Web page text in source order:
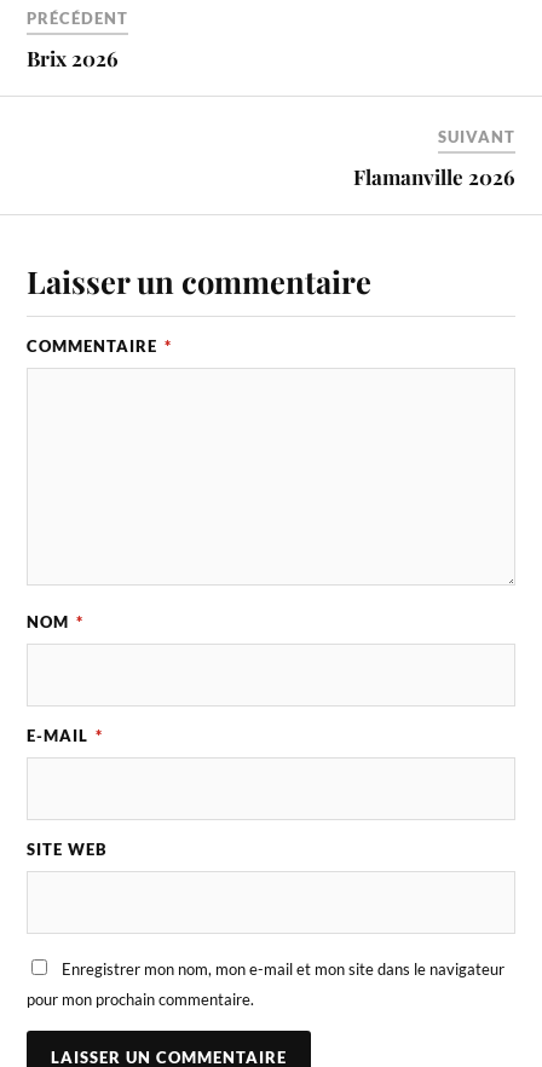
PRÉCÉDENT
Brix 2026
SUIVANT
Flamanville 2026
Laisser un commentaire
COMMENTAIRE *
NOM *
E-MAIL *
SITE WEB
Enregistrer mon nom, mon e-mail et mon site dans le navigateur
pour mon prochain commentaire.